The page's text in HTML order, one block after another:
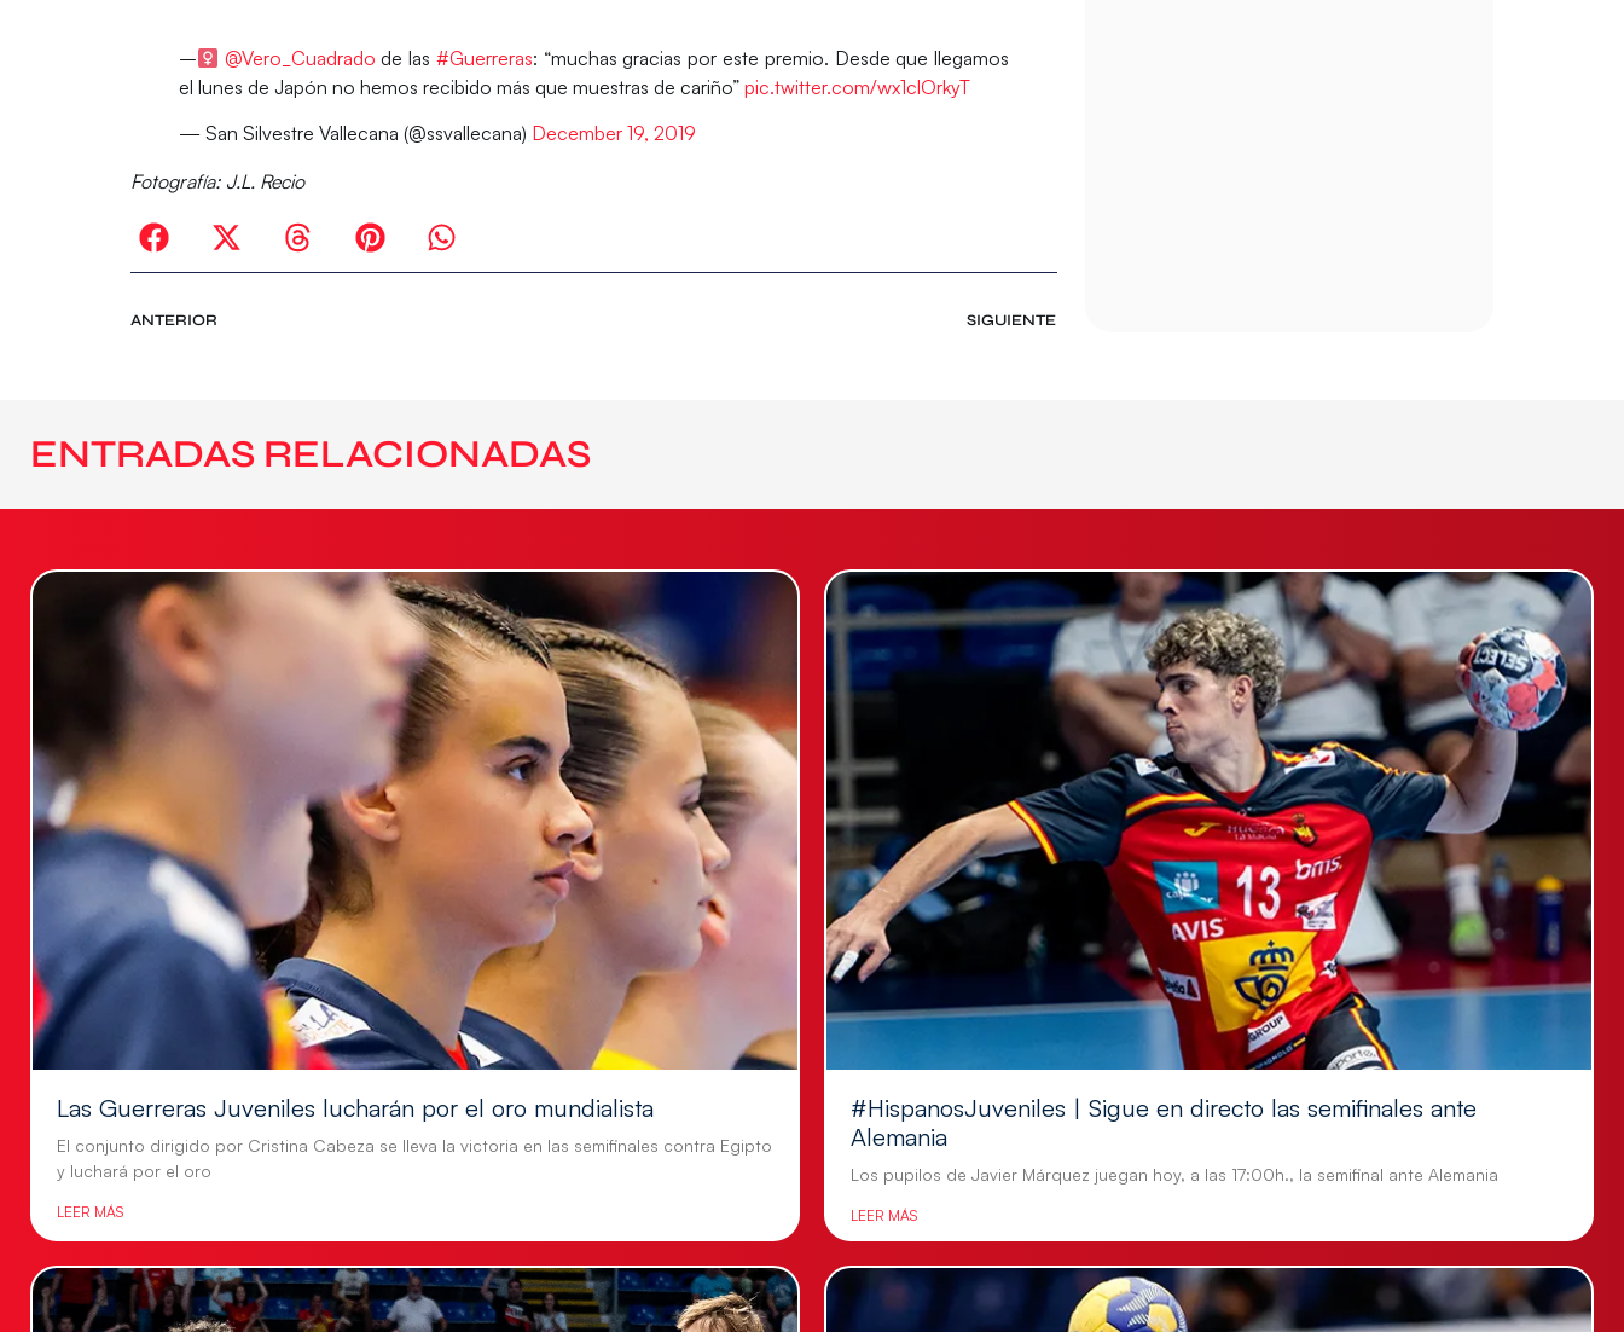
–‍ @Vero_Cuadrado de las #Guerreras: “muchas gracias por este premio. Desde que llegamos
el lunes de Japón no hemos recibido más que muestras de cariño” pic.twitter.com/wx1clOrkyT
— San Silvestre Vallecana (@ssvallecana) December 19, 2019
Fotografía: J.L. Recio
ANTERIOR SIGUIENTE
ENTRADAS RELACIONADAS
Las Guerreras Juveniles lucharán por el oro mundialista
El conjunto dirigido por Cristina Cabeza se lleva la victoria en las semifinales contra Egipto
y luchará por el oro
LEER MÁS
#HispanosJuveniles | Sigue en directo las semifinales ante
Alemania
Los pupilos de Javier Márquez juegan hoy, a las 17:00h., la semifinal ante Alemania
LEER MÁS